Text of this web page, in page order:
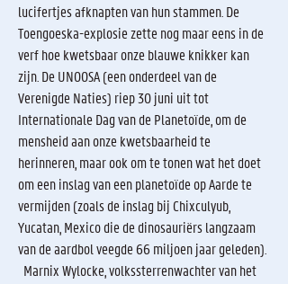
lucifertjes afknapten van hun stammen. De
Toengoeska-explosie zette nog maar eens in de
verf hoe kwetsbaar onze blauwe knikker kan
zijn. De UNOOSA (een onderdeel van de
Verenigde Naties) riep 30 juni uit tot
Internationale Dag van de Planetoïde, om de
mensheid aan onze kwetsbaarheid te
herinneren, maar ook om te tonen wat het doet
om een inslag van een planetoïde op Aarde te
vermijden (zoals de inslag bij Chixculyub,
Yucatan, Mexico die de dinosauriërs langzaam
van de aardbol veegde 66 miljoen jaar geleden).
Marnix Wylocke, volkssterrenwachter van het